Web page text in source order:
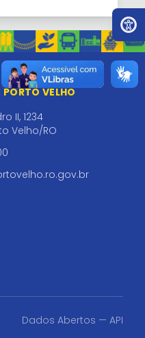
PORTO VELHO
II, 1234
Velho/RO
Dados Abertos — API
Ir